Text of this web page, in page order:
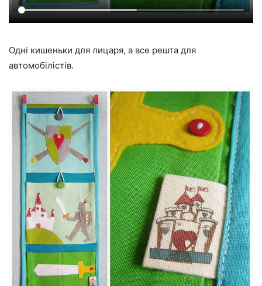
Одні кишеньки для лицаря, а все решта для
автомобілістів.